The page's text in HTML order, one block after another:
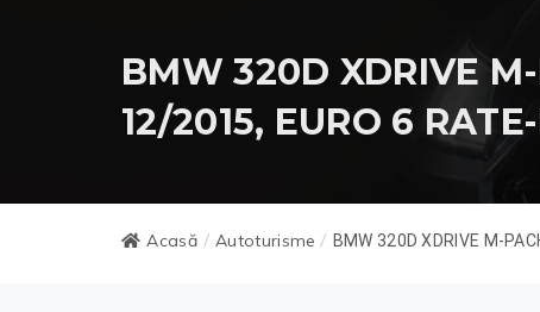
BMW 320D XDRIVE
12/2015, EURO 6
Acasă / Autoturisme / BMW 320D XDRIVE M-